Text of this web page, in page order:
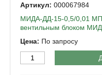
000067984
МИДА-ДД-15-0,5/0,01
вентильным блоком
По запросу